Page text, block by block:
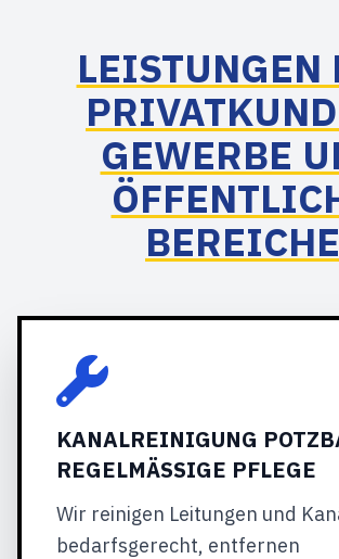
LEISTUNGEN
GEWERBE
BEREICHE
KANALREINIGUNG
REGELMÄSSIGE PFLEGE
Wir reinigen Leitungen und
bedarfsgerecht, entfernen